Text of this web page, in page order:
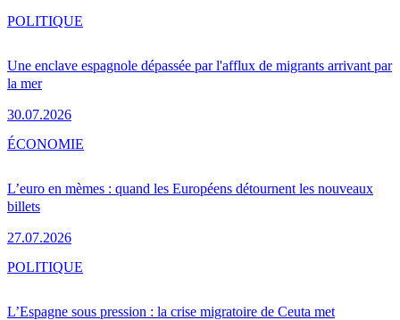
Une enclave espagnole dépassée par l'afflux de migrants arrivant par
la mer
30.07.2026
POLITIQUE
L’euro en mèmes : quand les Européens détournent les nouveaux
billets
27.07.2026
ÉCONOMIE
L’Espagne sous pression : la crise migratoire de Ceuta met
POLITIQUE